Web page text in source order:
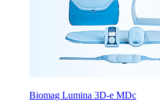
Biomag Lumina 3D-e MDc